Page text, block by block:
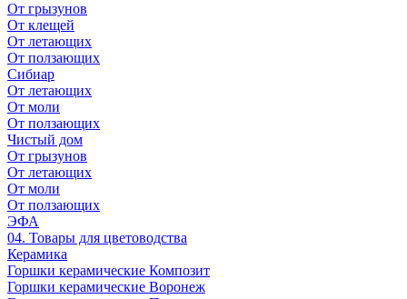
От грызунов
От клещей
От летающих
От ползающих
Сибиар
От летающих
От моли
От ползающих
Чистый дом
От грызунов
От летающих
От моли
От ползающих
ЭФА
04. Товары для цветоводства
Керамика
Горшки керамические Композит
Горшки керамические Воронеж